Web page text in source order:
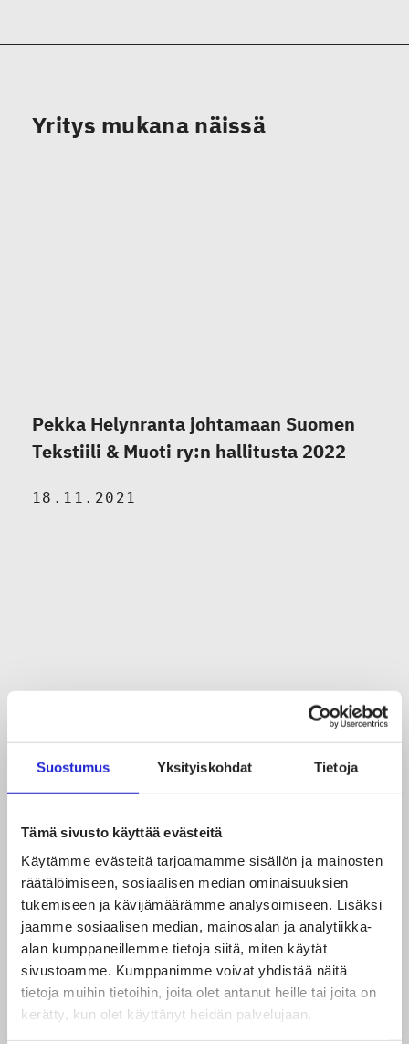
Suostumus Yksityiskohdat Tietoja
Tämä sivusto käyttää evästeitä
Käytämme evästeitä tarjoamamme sisällön ja mainosten
räätälöimiseen, sosiaalisen median ominaisuuksien
tukemiseen ja kävijämäärämme analysoimiseen. Lisäksi
jaamme sosiaalisen median, mainosalan ja analytiikka-
alan kumppaneillemme tietoja siitä, miten käytät
sivustoamme. Kumppanimme voivat yhdistää näitä
tietoja muihin tietoihin, joita olet antanut heille tai joita on
kerätty, kun olet käyttänyt heidän palvelujaan.
Yritys mukana näissä
Pekka Helynranta johtamaan Suomen
Tekstiili & Muoti ry:n hallitusta 2022
18.11.2021
28.10.2021